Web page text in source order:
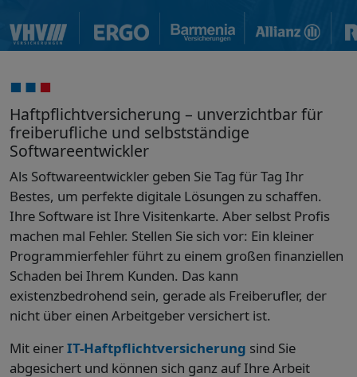
Haftpflichtversicherung – unverzichtbar für
freiberufliche und selbstständige
Softwareentwickler
Als Softwareentwickler geben Sie Tag für Tag Ihr
Bestes, um perfekte digitale Lösungen zu schaffen.
Ihre Software ist Ihre Visitenkarte. Aber selbst Profis
machen mal Fehler. Stellen Sie sich vor: Ein kleiner
Programmierfehler führt zu einem großen finanziellen
Schaden bei Ihrem Kunden. Das kann
existenzbedrohend sein, gerade als Freiberufler, der
nicht über einen Arbeitgeber versichert ist.
Mit einerIT-Haftpflichtversicherung sind Sie
abgesichert und können sich ganz auf Ihre Arbeit